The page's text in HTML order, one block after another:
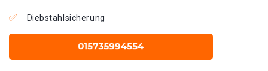
Diebstahlsicherung